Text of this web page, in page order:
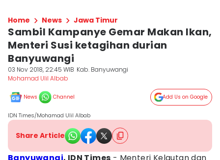
Home News Jawa Timur
Sambil Kampanye Gemar Makan Ikan,
Menteri Susi ketagihan durian
Banyuwangi
03 Nov 2018, 22:45 WIB Kab. Banyuwangi
Mohamad Ulil Albab
News Channel Add Us on Google
IDN Times/Mohamad Ulil Albab
Share Article